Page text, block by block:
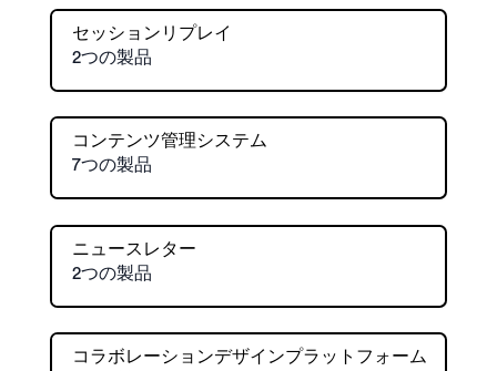
セッションリプレイ
2つの製品
コンテンツ管理システム
7つの製品
ニュースレター
2つの製品
コラボレーションデザインプラットフォーム